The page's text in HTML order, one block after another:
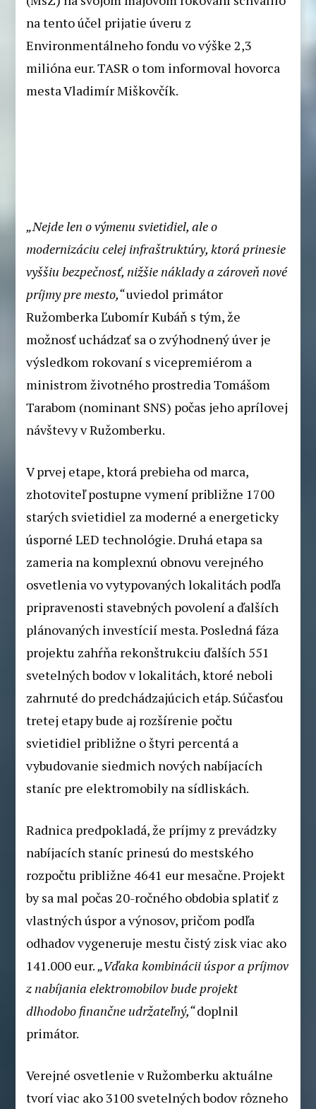
na tento účel prijatie úveru z
Environmentálneho fondu vo výške 2,3
milióna eur. TASR o tom informoval hovorca
mesta Vladimír Miškovčík.
„Nejde len o výmenu svietidiel, ale o
modernizáciu celej infraštruktúry, ktorá prinesie
vyššiu bezpečnosť, nižšie náklady a zároveň nové
príjmy pre mesto,“uviedol primátor
Ružomberka Ľubomír Kubáň s tým, že
možnosť uchádzať sa o zvýhodnený úver je
výsledkom rokovaní s vicepremiérom a
ministrom životného prostredia Tomášom
Tarabom (nominant SNS) počas jeho aprílovej
návštevy v Ružomberku.
V prvej etape, ktorá prebieha od marca,
zhotoviteľ postupne vymení približne 1700
starých svietidiel za moderné a energeticky
úsporné LED technológie. Druhá etapa sa
zameria na komplexnú obnovu verejného
osvetlenia vo vytypovaných lokalitách podľa
pripravenosti stavebných povolení a ďalších
plánovaných investícií mesta. Posledná fáza
projektu zahŕňa rekonštrukciu ďalších 551
svetelných bodov v lokalitách, ktoré neboli
zahrnuté do predchádzajúcich etáp. Súčasťou
tretej etapy bude aj rozšírenie počtu
svietidiel približne o štyri percentá a
vybudovanie siedmich nových nabíjacích
staníc pre elektromobily na sídliskách.
Radnica predpokladá, že príjmy z prevádzky
nabíjacích staníc prinesú do mestského
rozpočtu približne 4641 eur mesačne. Projekt
by sa mal počas 20-ročného obdobia splatiť z
vlastných úspor a výnosov, pričom podľa
odhadov vygeneruje mestu čistý zisk viac ako
141.000 eur.„Vďaka kombinácii úspor a príjmov
z nabíjania elektromobilov bude projekt
dlhodobo finančne udržateľný,“doplnil
primátor.
Verejné osvetlenie v Ružomberku aktuálne
tvorí viac ako 3100 svetelných bodov rôzneho